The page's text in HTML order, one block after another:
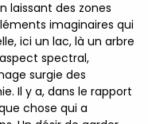
laissant des zones
imaginaires qui
ici un lac, là un arbre
spectral,
surgie des
Il y a, dans le rapport
chose qui a